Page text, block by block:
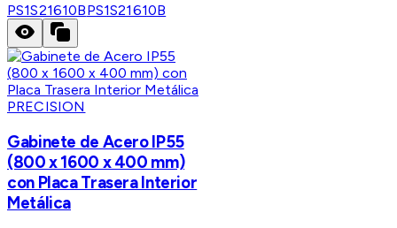
PS1S21610BPS1S21610B
PRECISION
Gabinete de Acero IP55
(800 x 1600 x 400 mm)
con Placa Trasera Interior
Metálica